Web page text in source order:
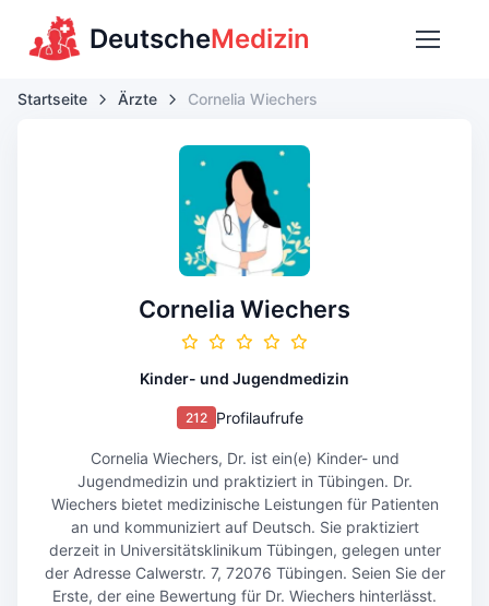
DeutscheMedizin
Startseite Ärzte Cornelia Wiechers
Cornelia Wiechers
Kinder- und Jugendmedizin
212 Profilaufrufe
Cornelia Wiechers, Dr. ist ein(e) Kinder- und
Jugendmedizin und praktiziert in Tübingen. Dr.
Wiechers bietet medizinische Leistungen für Patienten
an und kommuniziert auf Deutsch. Sie praktiziert
derzeit in Universitätsklinikum Tübingen, gelegen unter
der Adresse Calwerstr. 7, 72076 Tübingen. Seien Sie der
Erste, der eine Bewertung für Dr. Wiechers hinterlässt.